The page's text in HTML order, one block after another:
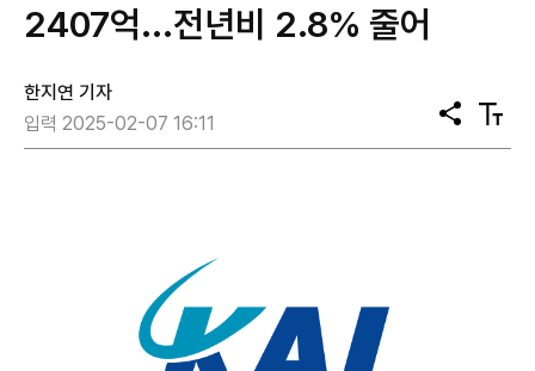
2407억...전년비 2.8% 줄어
한지연 기자
입력 2025-02-07 16:11
공
유
텍
스